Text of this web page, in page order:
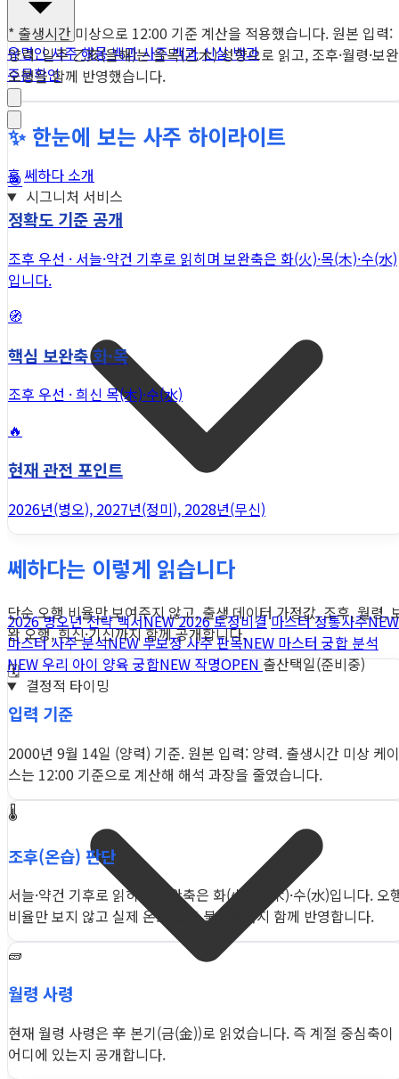
유명인 사주해몽 백과사주 백과신살 백과
주문확인
홈 쎄하다 소개
시그니처 서비스
2026 병오년 전략 백서NEW2026 토정비결 마스터 정통사주NEW
마스터 사주 분석NEW 무보정 사주 판독NEW 마스터 궁합 분석
NEW우리 아이 양육 궁합NEW작명OPEN출산택일(준비중)
결정적 타이밍
* 출생시간 미상으로 12:00 기준 계산을 적용했습니다. 원본 입력:
양력. 일주 乙亥(을해)는 을목(乙木) 성향으로 읽고, 조후·월령·보완
오행을 함께 반영했습니다.
✨ 한눈에 보는 사주 하이라이트
🎯
정확도 기준 공개
조후 우선 · 서늘·약건 기후로 읽히며 보완축은 화(火)·목(木)·수(水)
입니다.
🧭
핵심 보완축 화·목
조후 우선 · 희신 목(木)·수(水)
🔥
현재 관전 포인트
2026년(병오), 2027년(정미), 2028년(무신)
쎄하다는 이렇게 읽습니다
단순 오행 비율만 보여주지 않고, 출생 데이터 가정값, 조후, 월령,
완 오행, 희신·기신까지 함께 공개합니다.
🗓️
입력 기준
2000년 9월 14일 (양력) 기준. 원본 입력: 양력. 출생시간 미상 케이
스는 12:00 기준으로 계산해 해석 과장을 줄였습니다.
🌡️
조후(온습) 판단
서늘·약건 기후로 읽히며 보완축은 화(火)·목(木)·수(水)입니다. 오
비율만 보지 않고 실제 온도·습도 불균형까지 함께 반영합니다.
🧱
월령 사령
현재 월령 사령은 辛 본기(금(金))로 읽었습니다. 즉 계절 중심축이
어디에 있는지 공개합니다.